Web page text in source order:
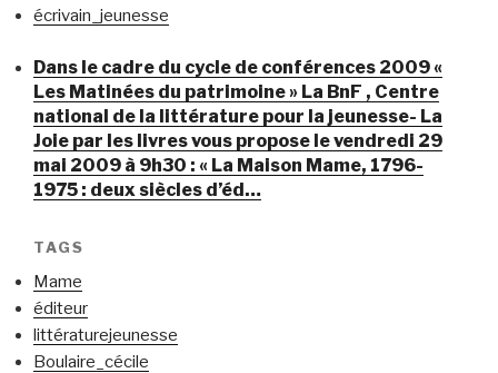
écrivain_jeunesse
Dans le cadre du cycle de conférences 2009 «
Les Matinées du patrimoine » La BnF , Centre
national de la littérature pour la jeunesse- La
Joie par les livres vous propose le vendredi 29
mai 2009 à 9h30 : « La Maison Mame, 1796-
1975 : deux siècles d’éd…
TAGS
Mame
éditeur
littératurejeunesse
Boulaire_cécile